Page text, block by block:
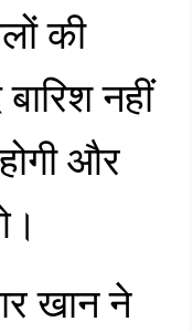
की
नहीं
और
खान ने